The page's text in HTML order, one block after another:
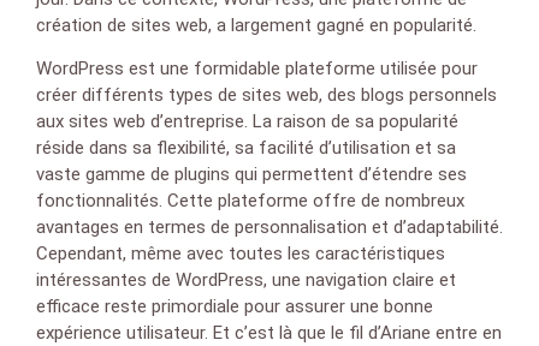
création de sites web, a largement gagné en popularité.
WordPress est une formidable plateforme utilisée pour
créer différents types de sites web, des blogs personnels
aux sites web d’entreprise. La raison de sa popularité
réside dans sa flexibilité, sa facilité d’utilisation et sa
vaste gamme de plugins qui permettent d’étendre ses
fonctionnalités. Cette plateforme offre de nombreux
avantages en termes de personnalisation et d’adaptabilité.
Cependant, même avec toutes les caractéristiques
intéressantes de WordPress, une navigation claire et
efficace reste primordiale pour assurer une bonne
expérience utilisateur. Et c’est là que le fil d’Ariane entre en